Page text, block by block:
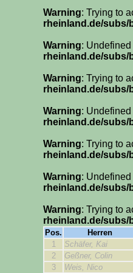
Warning: Trying to
rheinland.de/
Warning:
rheinland.de/
Warning: Trying to
rheinland.de/
Warning:
rheinland.de/
Warning: Trying to
rheinland.de/
Warning:
rheinland.de/
Warning: Trying to
rheinland.de/
Pos.
Herren
1
Schäfer, Kai
2
Geßner, Colin
3
Weis, Nico